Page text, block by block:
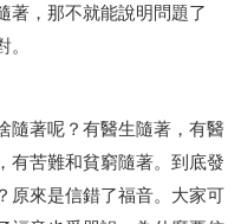
革研討會
性格
屬世界的價值觀
祝福的窗口
得勝的性格
著，那不就能說明問題了
隨著呢？有醫生隨著，有醫
有苦難和貧窮隨著。到底發
原來是信錯了福音。大家可